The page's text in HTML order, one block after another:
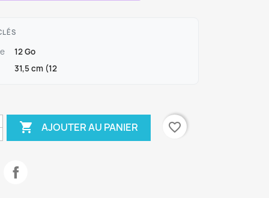
12 Go
31,5 cm (12
 AJOUTER AU PANIER favorite_border